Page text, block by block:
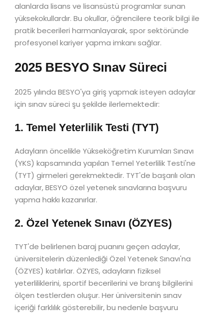
alanlarda lisans ve lisansüstü programlar sunan
yüksekokullardır. Bu okullar, öğrencilere teorik bilgi ile
pratik becerileri harmanlayarak, spor sektöründe
profesyonel kariyer yapma imkanı sağlar.
2025 BESYO Sınav Süreci
2025 yılında BESYO'ya giriş yapmak isteyen adaylar
için sınav süreci şu şekilde ilerlemektedir:
1. Temel Yeterlilik Testi (TYT)
Adayların öncelikle Yükseköğretim Kurumları Sınavı
(YKS) kapsamında yapılan Temel Yeterlilik Testi'ne
(TYT) girmeleri gerekmektedir. TYT'de başarılı olan
adaylar, BESYO özel yetenek sınavlarına başvuru
yapma hakkı kazanırlar.
2. Özel Yetenek Sınavı (ÖZYES)
TYT'de belirlenen baraj puanını geçen adaylar,
üniversitelerin düzenlediği Özel Yetenek Sınavı'na
(ÖZYES) katılırlar. ÖZYES, adayların fiziksel
yeterliliklerini, sportif becerilerini ve branş bilgilerini
ölçen testlerden oluşur. Her üniversitenin sınav
içeriği farklılık gösterebilir, bu nedenle başvuru